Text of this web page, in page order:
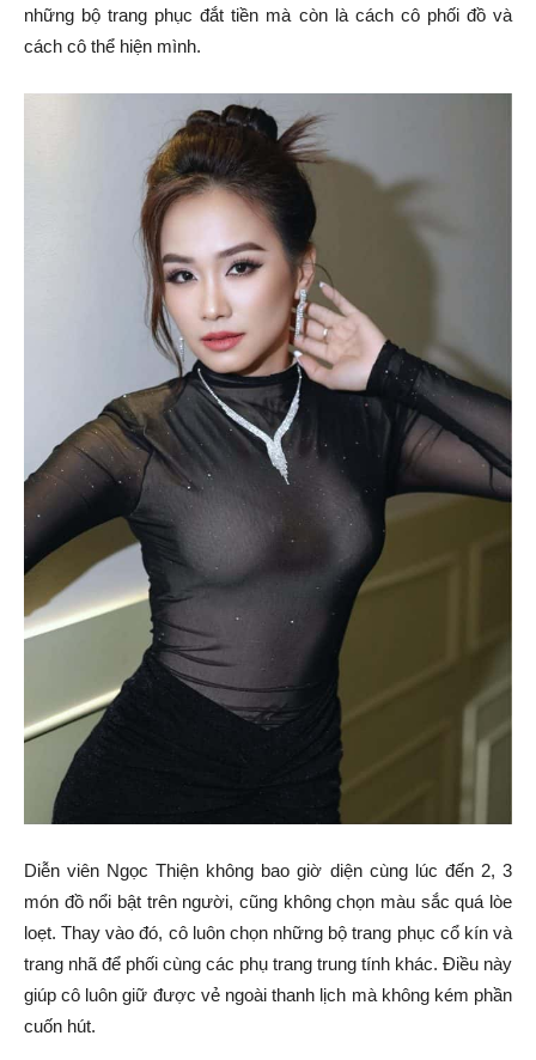
những bộ trang phục đắt tiền mà còn là cách cô phối đồ và
cách cô thể hiện mình.
Diễn viên Ngọc Thiện không bao giờ diện cùng lúc đến 2, 3
món đồ nổi bật trên người, cũng không chọn màu sắc quá lòe
loẹt. Thay vào đó, cô luôn chọn những bộ trang phục cổ kín và
trang nhã để phối cùng các phụ trang trung tính khác. Điều này
giúp cô luôn giữ được vẻ ngoài thanh lịch mà không kém phần
cuốn hút.